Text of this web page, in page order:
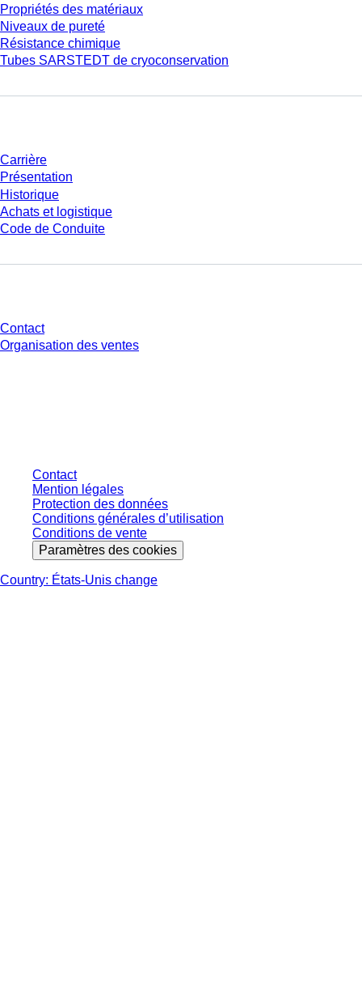
Propriétés des matériaux
Niveaux de pureté
Résistance chimique
Tubes SARSTEDT de cryoconservation
Carrière
Présentation
Historique
Achats et logistique
Code de Conduite
Contact
Organisation des ventes
Contact
Mention légales
Protection des données
Conditions générales d’utilisation
Conditions de vente
Paramètres des cookies
Country: États-Unis change